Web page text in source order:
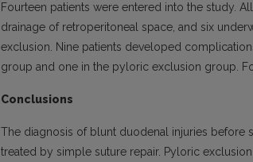
Fourteen patients were entered into the study.
drainage of retroperitoneal space, and six
exclusion. Nine patients developed
group and one in the pyloric exclusion group.
Conclusions
The diagnosis of blunt duodenal injuries
treated by simple suture repair. Pyloric